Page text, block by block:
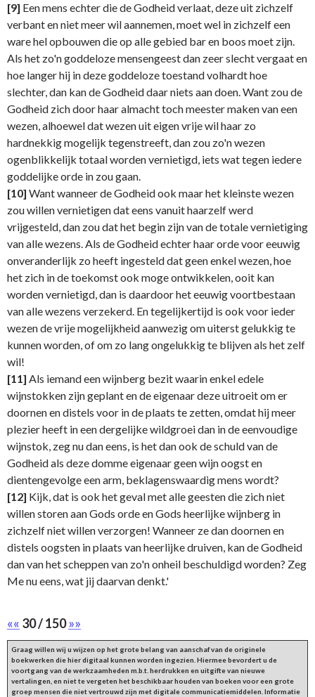
[9] Een mens echter die de Godheid verlaat, deze uit zichzelf
verbant en niet meer wil aannemen, moet wel in zichzelf een
ware hel opbouwen die op alle gebied bar en boos moet zijn.
Als het zo'n goddeloze mensengeest dan zeer slecht vergaat en
hoe langer hij in deze goddeloze toestand volhardt hoe
slechter, dan kan de Godheid daar niets aan doen. Want zou de
Godheid zich door haar almacht toch meester maken van een
wezen, alhoewel dat wezen uit eigen vrije wil haar zo
hardnekkig mogelijk tegenstreeft, dan zou zo'n wezen
ogenblikkelijk totaal worden vernietigd, iets wat tegen iedere
goddelijke orde in zou gaan.
[10] Want wanneer de Godheid ook maar het kleinste wezen
zou willen vernietigen dat eens vanuit haarzelf werd
vrijgesteld, dan zou dat het begin zijn van de totale vernietiging
van alle wezens. Als de Godheid echter haar orde voor eeuwig
onveranderlijk zo heeft ingesteld dat geen enkel wezen, hoe
het zich in de toekomst ook moge ontwikkelen, ooit kan
worden vernietigd, dan is daardoor het eeuwig voortbestaan
van alle wezens verzekerd. En tegelijkertijd is ook voor ieder
wezen de vrije mogelijkheid aanwezig om uiterst gelukkig te
kunnen worden, of om zo lang ongelukkig te blijven als het zelf
wil!
[11] Als iemand een wijnberg bezit waarin enkel edele
wijnstokken zijn geplant en de eigenaar deze uitroeit om er
doornen en distels voor in de plaats te zetten, omdat hij meer
plezier heeft in een dergelijke wildgroei dan in de eenvoudige
wijnstok, zeg nu dan eens, is het dan ook de schuld van de
Godheid als deze domme eigenaar geen wijn oogst en
dientengevolge een arm, beklagenswaardig mens wordt?
[12] Kijk, dat is ook het geval met alle geesten die zich niet
willen storen aan Gods orde en Gods heerlijke wijnberg in
zichzelf niet willen verzorgen! Wanneer ze dan doornen en
distels oogsten in plaats van heerlijke druiven, kan de Godheid
dan van het scheppen van zo'n onheil beschuldigd worden? Zeg
Me nu eens, wat jij daarvan denkt.'
«« 30 / 150»»
Graag willen wij u wijzen op het grote belang van aanschaf van de originele
boekwerken die hier digitaal kunnen worden ingezien. Hiermee bevordert u de
voortgang van de werkzaamheden m.b.t. herdrukken en uitgifte van nieuwe
vertalingen, en niet te vergeten het beschikbaar houden van boeken voor een grote
groep mensen die niet vertrouwd zijn met digitale communicatiemiddelen. Informatie